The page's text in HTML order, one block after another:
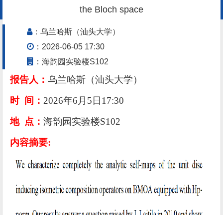
the Bloch space
：乌兰哈斯（汕头大学）
：2026-06-05 17:30
：海韵园实验楼S102
报告人：乌兰哈斯（汕头大学）
时 间： 2026年6 月 5 日 17:30
地 点：海韵园实验楼S102
内容摘要: